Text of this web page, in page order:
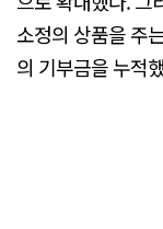
소정의 상품을 주
의 기부금을 누적